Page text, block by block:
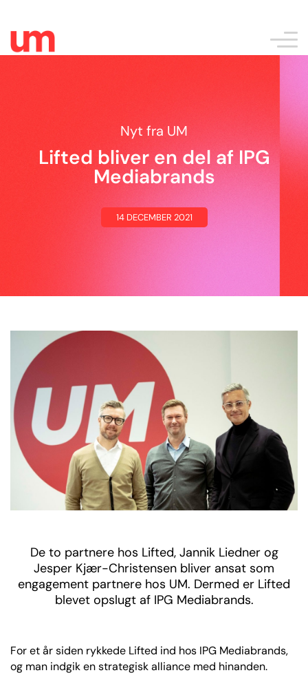
Nyt fra UM
Lifted bliver en del af IPG
Mediabrands
14 DECEMBER 2021
De to partnere hos Lifted, Jannik Liedner og
Jesper Kjær-Christensen bliver ansat som
engagement partnere hos UM. Dermed er Lifted
blevet opslugt af IPG Mediabrands.
For et år siden rykkede Lifted ind hos IPG Mediabrands,
og man indgik en strategisk alliance med hinanden.